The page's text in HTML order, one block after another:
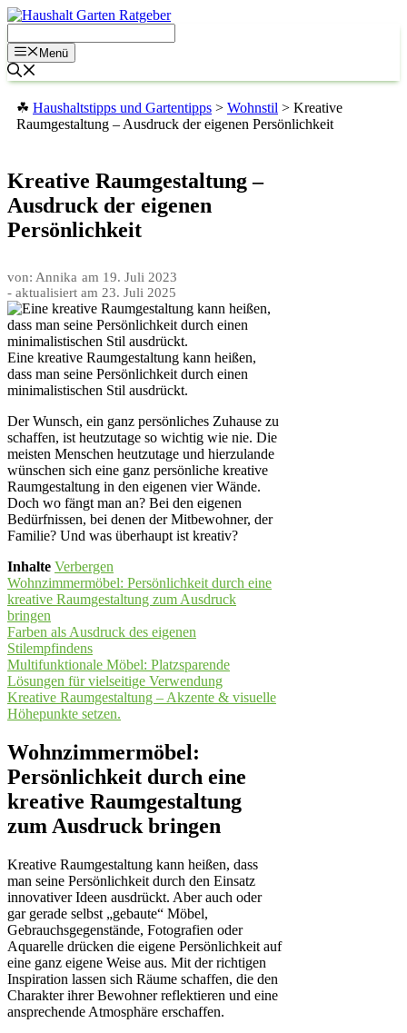
Zum
springenMenü
☘ Haushaltstipps und Gartentipps > Wohnstil > Kreative
Raumgestaltung – Ausdruck der eigenen Persönlichkeit
Kreative Raumgestaltung –
Ausdruck der eigenen
Persönlichkeit
von: Annika am 19. Juli 2023
- aktualisiert am 23. Juli 2025
Eine kreative Raumgestaltung kann heißen,
dass man seine Persönlichkeit durch einen
minimalistischen Stil ausdrückt.
Der Wunsch, ein ganz persönliches Zuhause zu
schaffen, ist heutzutage so wichtig wie nie. Die
meisten Menschen heutzutage und hierzulande
wünschen sich eine ganz persönliche kreative
Raumgestaltung in den eigenen vier Wände.
Doch wo fängt man an? Bei den eigenen
Bedürfnissen, bei denen der Mitbewohner, der
Familie? Und was überhaupt ist kreativ?
Inhalte Verbergen
Wohnzimmermöbel: Persönlichkeit durch eine
kreative Raumgestaltung zum Ausdruck
bringen
Farben als Ausdruck des eigenen
Stilempfindens
Multifunktionale Möbel: Platzsparende
Lösungen für vielseitige Verwendung
Kreative Raumgestaltung – Akzente & visuelle
Höhepunkte setzen.
Wohnzimmermöbel:
Persönlichkeit durch eine
kreative Raumgestaltung
zum Ausdruck bringen
Kreative Raumgestaltung kann heißen, dass
man seine Persönlichkeit durch den Einsatz
innovativer Ideen ausdrückt. Aber auch oder
gar gerade selbst „gebaute“ Möbel,
Gebrauchsgegenstände, Fotografien oder
Aquarelle drücken die eigene Persönlichkeit auf
eine ganz eigene Weise aus. Mit der richtigen
Inspiration lassen sich Räume schaffen, die den
Charakter ihrer Bewohner reflektieren und eine
ansprechende Atmosphäre erschaffen.